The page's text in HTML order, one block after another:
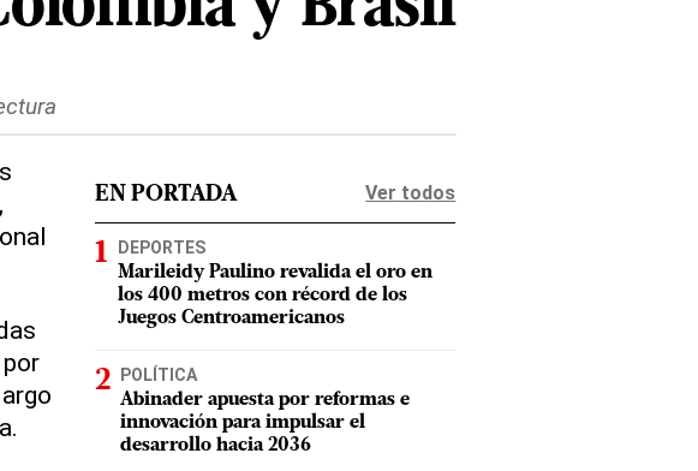
EN PORTADA Ver todos
DEPORTES
Marileidy Paulino revalida el oro en
los 400 metros con récord de los
Juegos Centroamericanos
POLÍTICA
Abinader apuesta por reformas e
innovación para impulsar el
desarrollo hacia 2036